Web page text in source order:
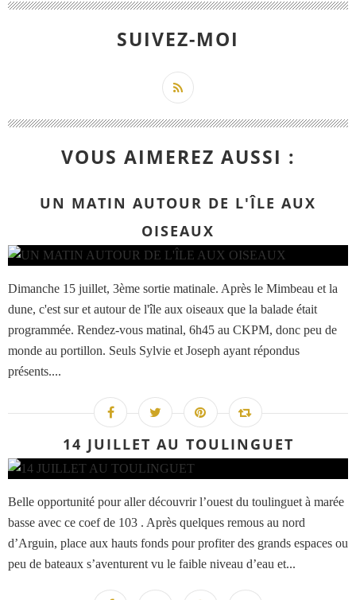
SUIVEZ-MOI
VOUS AIMEREZ AUSSI :
UN MATIN AUTOUR DE L'ÎLE AUX
OISEAUX
Dimanche 15 juillet, 3ème sortie matinale. Après le Mimbeau et la
dune, c'est sur et autour de l'île aux oiseaux que la balade était
programmée. Rendez-vous matinal, 6h45 au CKPM, donc peu de
monde au portillon. Seuls Sylvie et Joseph ayant répondus
présents....
14 JUILLET AU TOULINGUET
Belle opportunité pour aller découvrir l’ouest du toulinguet à marée
basse avec ce coef de 103 . Après quelques remous au nord
d’Arguin, place aux hauts fonds pour profiter des grands espaces ou
peu de bateaux s’aventurent vu le faible niveau d’eau et...